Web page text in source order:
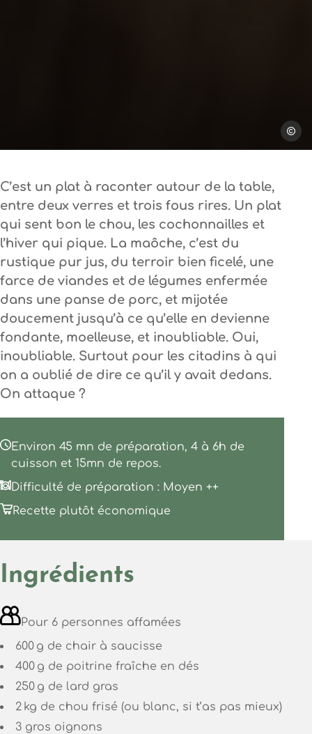
C’est un plat à raconter autour de la table,
entre deux verres et trois fous rires. Un plat
qui sent bon le chou, les cochonnailles et
l’hiver qui pique. La maôche, c’est du
rustique pur jus, du terroir bien ficelé, une
farce de viandes et de légumes enfermée
dans une panse de porc, et mijotée
doucement jusqu’à ce qu’elle en devienne
fondante, moelleuse, et inoubliable. Oui,
inoubliable. Surtout pour les citadins à qui
on a oublié de dire ce qu’il y avait dedans.
On attaque ?
Environ 45 mn de préparation, 4 à 6h de
cuisson et 15mn de repos.
Difficulté de préparation : Moyen ++
Recette plutôt économique
Ingrédients
Pour 6 personnes affamées
600 g de chair à saucisse
400 g de poitrine fraîche en dés
250 g de lard gras
2 kg de chou frisé (ou blanc, si t’as pas mieux)
3 gros oignons